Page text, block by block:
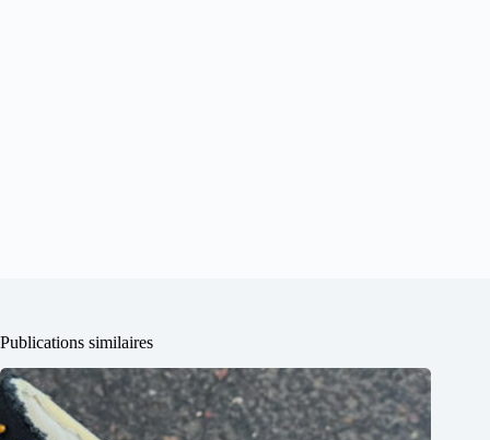
Publications similaires